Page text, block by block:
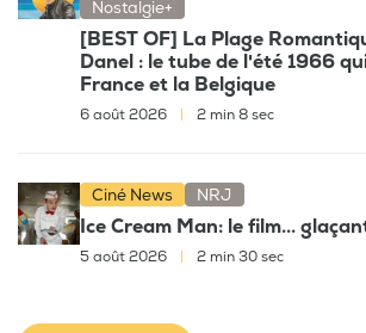
Nostalgie+
[BEST OF] La Plage
Danel : le tube de l'été 1966
France et la Belgique
6 août 2026 2 min 8 sec
Ciné News NRJ
Ice Cream Man: le film...
5 août 2026 2 min 30 sec